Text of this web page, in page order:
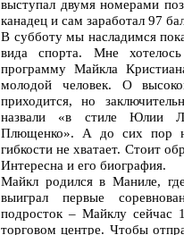
выступал двумя номерами
канадец и сам заработал 97
В субботу мы насладимся
вида спорта. Мне
программу Майкла
молодой человек. О
приходится, но
назвали «в стиле Юлии
Плющенко». А до сих пор
гибкости не хватает. Стоит
Интересна и его биография.
Майкл родился в Маниле,
выиграл первые
подросток – Майклу сейчас
торговом центре. Чтобы